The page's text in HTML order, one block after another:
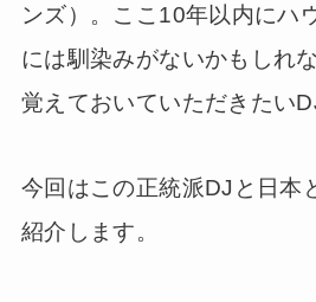
ンズ）。ここ10年以内にハ
には馴染みがないかもしれ
覚えておいていただきたい
今回はこの正統派DJと日本
紹介します。